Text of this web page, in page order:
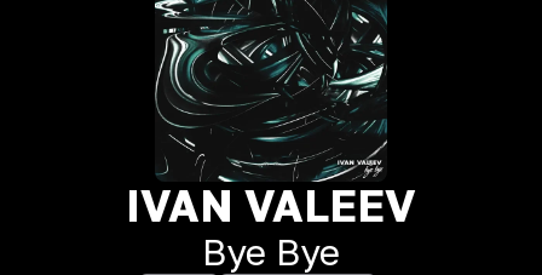
IVAN VALEEV
Bye Bye